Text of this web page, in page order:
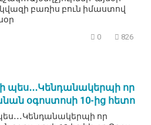
բառիս բուն իմաստով
0 826
պես․․․Կենդանակերպի որ
օգոստոսի 10-ից հետո
որ